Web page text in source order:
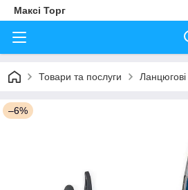
Максі Торг
Товари та послуги
–6%